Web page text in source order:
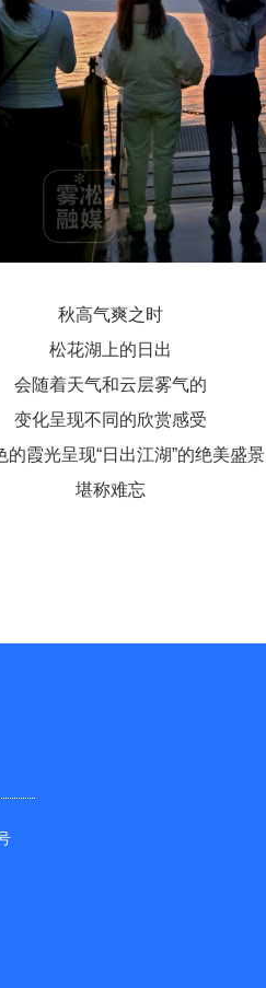
秋高气爽之时
松花湖上的日出
会随着天气和云层雾气的
变化呈现不同的欣赏感受
的霞光呈现“日出江湖”的绝美盛景
堪称难忘